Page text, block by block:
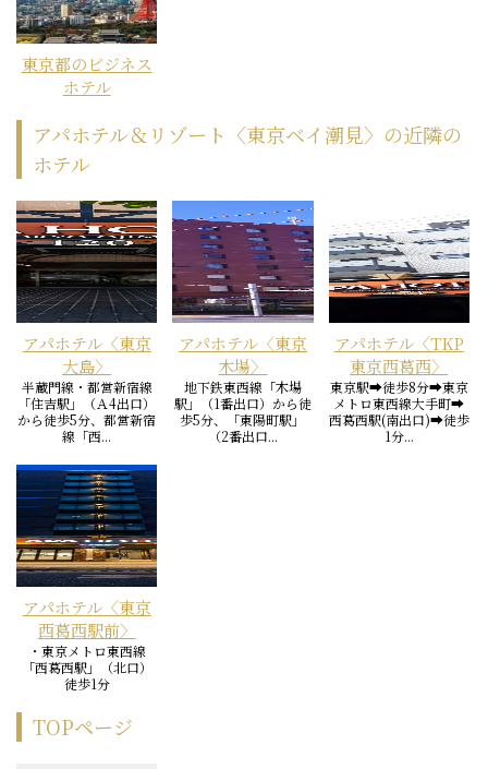
東京都のビジネス
ホテル
アパホテル＆リゾート〈東京ベイ潮見〉の近隣の
ホテル
アパホテル〈東京
大島〉
半蔵門線・都営新宿線
「住吉駅」（Ａ4出口）
から徒歩5分、都営新宿
線「西...
アパホテル〈東京
木場〉
地下鉄東西線「木場
駅」（1番出口）から徒
歩5分、「東陽町駅」
（2番出口...
アパホテル〈TKP
東京西葛西〉
東京駅➡徒歩8分➡東京
メトロ東西線大手町➡
西葛西駅(南出口)➡徒歩
1分...
アパホテル〈東京
西葛西駅前〉
・東京メトロ東西線
「西葛西駅」（北口）
徒歩1分
TOPページ